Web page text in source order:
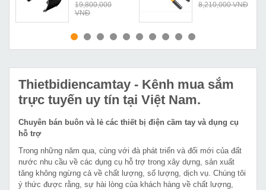
MUA NGAY
19,800,000
VNĐ
MUA NGAY
8,210,000 VNĐ
Thietbidiencamtay - Kênh mua sắm
trực tuyến uy tín tại Việt Nam.
Chuyên bán buôn và lẻ các thiết bị điện cầm tay và dụng cụ
hỗ trợ
Trong những năm qua, cùng với đà phát triển và đổi mới của đất
nước nhu cầu về các dụng cụ hỗ trợ trong xây dựng, sản xuất
tăng không ngừng cả về chất lượng, số lượng, dịch vụ. Chúng tôi
ý thức được rằng, sự hài lòng của khách hàng về chất lượng,